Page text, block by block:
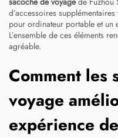
d’accessoires
pour ordinateur portable et un
L’ensemble de ces éléments
agréable.
Comment les
voyage
expérience